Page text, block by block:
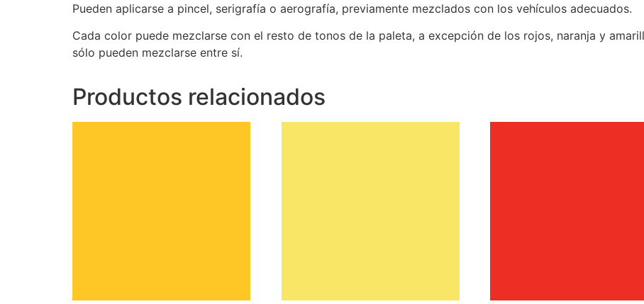
Pueden aplicarse a pincel, serigrafía o aerografía, previamente mezclados con los vehículos adecuados.
Cada color puede mezclarse con el resto de tonos de la paleta, a excepción de los rojos, naranja y
sólo pueden mezclarse entre sí.
Productos relacionados